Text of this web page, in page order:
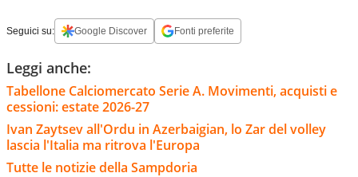
Seguici su: Google Discover Fonti preferite
Leggi anche:
Tabellone Calciomercato Serie A. Movimenti, acquisti e
cessioni: estate 2026-27
Ivan Zaytsev all'Ordu in Azerbaigian, lo Zar del volley
lascia l'Italia ma ritrova l'Europa
Tutte le notizie della Sampdoria